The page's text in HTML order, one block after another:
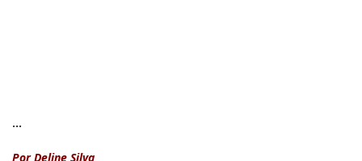
…
Por Deline Silva